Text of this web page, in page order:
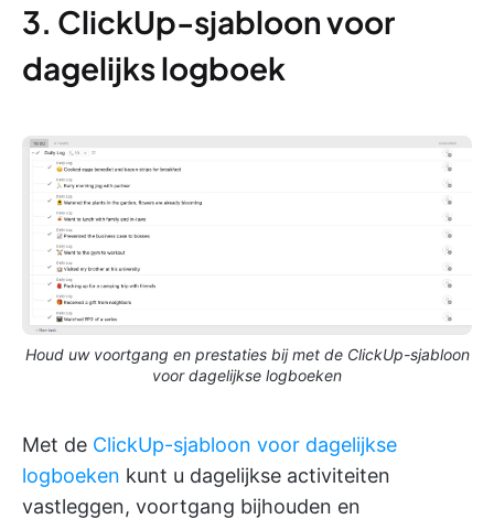
3. ClickUp-sjabloon voor
dagelijks logboek
Houd uw voortgang en prestaties bij met de ClickUp-sjabloon
voor dagelijkse logboeken
Met de ClickUp-sjabloon voor dagelijkse
logboeken kunt u dagelijkse activiteiten
vastleggen, voortgang bijhouden en